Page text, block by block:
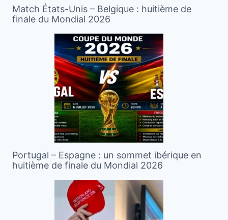
Match États-Unis – Belgique : huitième de
finale du Mondial 2026
Portugal – Espagne : un sommet ibérique en
huitième de finale du Mondial 2026